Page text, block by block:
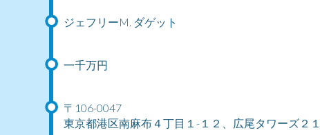
ジェフリーM. ダゲット
一千万円
〒106-0047
東京都港区南麻布４丁目１-１２、広尾タワーズ２